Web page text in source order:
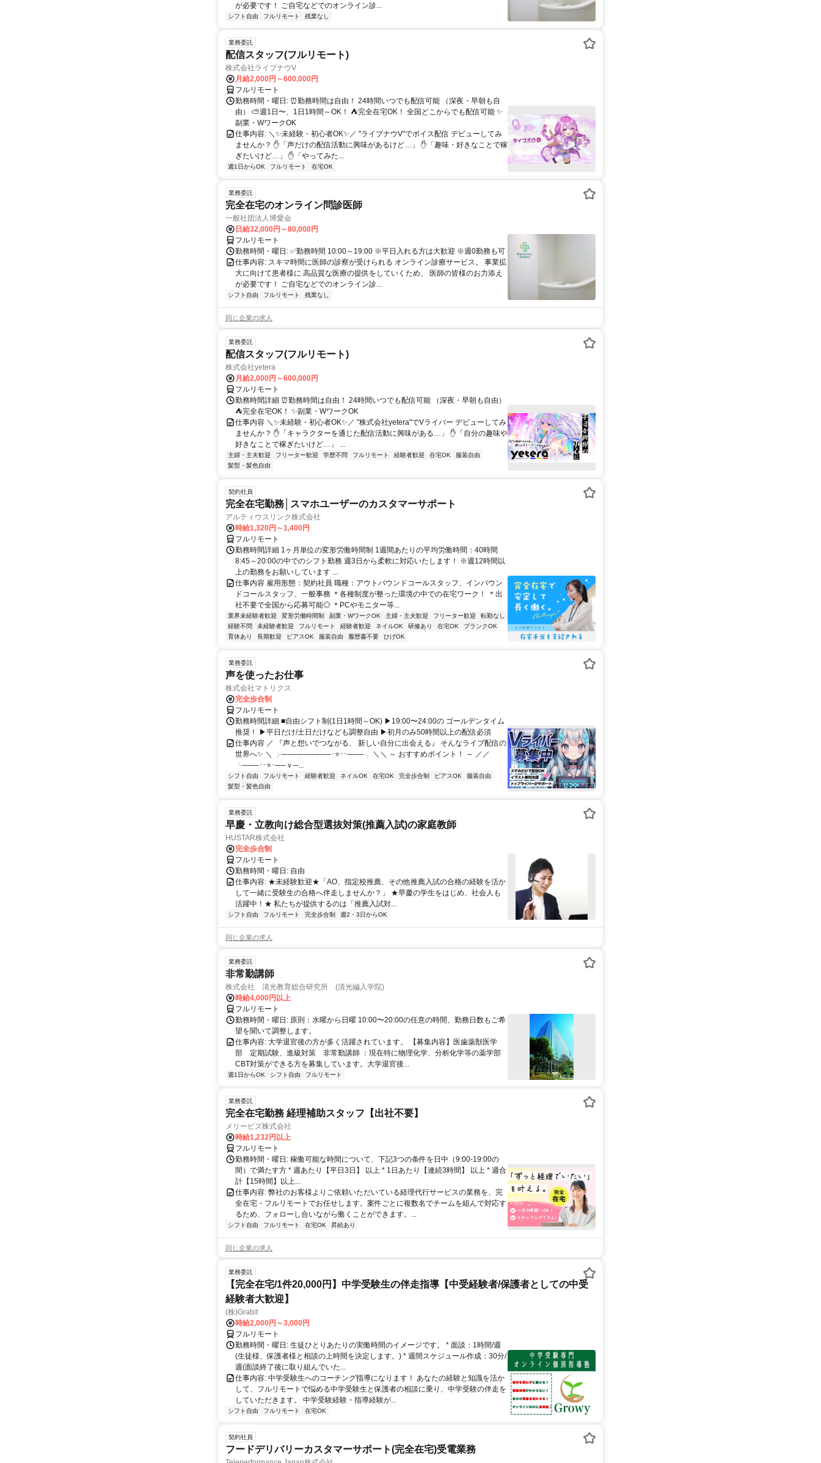
が必要です！ ご自宅などでのオンライン診...
シフト自由 フルリモート 残業なし
業務委託
配信スタッフ(フルリモート)
株式会社ライブナウV
月給2,000円～600,000円
フルリモート
勤務時間・曜日: ⏰勤務時間は自由！ 24時間いつでも配信可能 （深夜・早朝も自
由） ⛅週1日〜、1日1時間～OK！ ⛺完全在宅OK！ 全国どこからでも配信可能 ✨
副業・WワークOK
仕事内容: ＼✨未経験・初心者OK✨／ "ライブナウV"でボイス配信 デビューしてみ
ませんか？ ✋「声だけの配信活動に興味があるけど…」 ✋「趣味・好きなことで稼
ぎたいけど…」 ✋「やってみた...
週1日からOK フルリモート 在宅OK
業務委託
完全在宅のオンライン問診医師
一般社団法人博愛会
日給32,000円～80,000円
フルリモート
勤務時間・曜日: ✅勤務時間 10:00～19:00 ※平日入れる方は大歓迎 ※週0勤務も可
仕事内容: スキマ時間に医師の診察が受けられる オンライン診療サービス。 事業拡
大に向けて患者様に 高品質な医療の提供をしていくため、 医師の皆様のお力添え
が必要です！ ご自宅などでのオンライン診...
シフト自由 フルリモート 残業なし
同じ企業の求人
業務委託
配信スタッフ(フルリモート)
株式会社yetera
月給2,000円～600,000円
フルリモート
勤務時間詳細 ⏰勤務時間は自由！ 24時間いつでも配信可能 （深夜・早朝も自由）
⛺完全在宅OK！ ✨副業・WワークOK
仕事内容 ＼✨未経験・初心者OK✨／ "株式会社yetera"でVライバー デビューしてみ
ませんか？ ✋「キャラクターを通じた配信活動に興味がある…」 ✋「自分の趣味や
好きなことで稼ぎたいけど…」 ...
主婦・主夫歓迎 フリーター歓迎 学歴不問 フルリモート 経験者歓迎 在宅OK
服装自由
髪型・髪色自由
契約社員
完全在宅勤務│スマホユーザーのカスタマーサポート
アルティウスリンク株式会社
時給1,320円～1,400円
フルリモート
勤務時間詳細 1ヶ月単位の変形労働時間制 1週間あたりの平均労働時間：40時間
8:45～20:00の中でのシフト勤務 週3日から柔軟に対応いたします！ ※週12時間以
上の勤務をお願いしています ...
仕事内容 雇用形態：契約社員 職種：アウトバウンドコールスタッフ、インバウン
ドコールスタッフ、一般事務 ＊各種制度が整った環境の中での在宅ワーク！ ＊出
社不要で全国から応募可能◎ ＊PCやモニター等...
業界未経験者歓迎 変形労働時間制 副業・WワークOK 主婦・主夫歓迎 フリーター歓迎
転勤なし
経験不問
未経験者歓迎 フルリモート 経験者歓迎 ネイルOK 研修あり 在宅OK
ブランクOK
育休あり
長期歓迎 ピアスOK 服装自由 履歴書不要 ひげOK
業務委託
声を使ったお仕事
株式会社マトリクス
完全歩合制
フルリモート
勤務時間詳細 ■自由シフト制(1日1時間～OK) ▶19:00〜24:00の ゴールデンタイム
推奨！ ▶平日だけ/土日だけなども調整自由 ▶初月のみ50時間以上の配信必須
仕事内容 ／ 『声と想いでつながる、 新しい自分に出会える』 そんなライブ配信の
世界へ✨ ＼ ╭─────────･⭐･･───╮ ＼＼ ～ おすすめポイント！ ～ ／／
╰───･･⭐･──ｖ─...
シフト自由 フルリモート 経験者歓迎 ネイルOK 在宅OK 完全歩合制 ピアスOK
服装自由
髪型・髪色自由
業務委託
早慶・立教向け総合型選抜対策(推薦入試)の家庭教師
HUSTAR株式会社
完全歩合制
フルリモート
勤務時間・曜日: 自由
仕事内容: ★未経験歓迎★「AO、指定校推薦、その他推薦入試の合格の経験を活か
して一緒に受験生の合格へ伴走しませんか？」 ★早慶の学生をはじめ、社会人も
活躍中！★ 私たちが提供するのは「推薦入試対...
シフト自由 フルリモート 完全歩合制 週2・3日からOK
同じ企業の求人
業務委託
非常勤講師
株式会社 清光教育総合研究所 (清光編入学院)
時給4,000円以上
フルリモート
勤務時間・曜日: 原則：水曜から日曜 10:00〜20:00の任意の時間、勤務日数もご希
望を聞いて調整します。
仕事内容: 大学退官後の方が多く活躍されています。 【募集内容】医歯薬獣医学
部 定期試験、進級対策 非常勤講師 ：現在特に物理化学、分析化学等の薬学部
CBT対策ができる方を募集しています。大学退官後...
週1日からOK シフト自由 フルリモート
業務委託
完全在宅勤務 経理補助スタッフ【出社不要】
メリービズ株式会社
時給1,232円以上
フルリモート
勤務時間・曜日: 稼働可能な時間について、下記3つの条件を日中（9:00-19:00の
間）で満たす方 * 週あたり【平日3日】 以上 * 1日あたり【連続3時間】 以上 * 週合
計【15時間】以上...
仕事内容: 弊社のお客様よりご依頼いただいている経理代行サービスの業務を、完
全在宅・フルリモートでお任せします。案件ごとに複数名でチームを組んで対応す
るため、フォローし合いながら働くことができます。...
シフト自由 フルリモート 在宅OK 昇給あり
同じ企業の求人
業務委託
【完全在宅/1件20,000円】中学受験生の伴走指導【中受経験者/保護者としての中受
経験者大歓迎】
(株)Grabit
時給2,000円～3,000円
フルリモート
勤務時間・曜日: 生徒ひとりあたりの実働時間のイメージです。 * 面談：1時間/週
(生徒様、保護者様と相談の上時間を決定します。) * 週間スケジュール作成：30分/
週(面談終了後に取り組んでいた...
仕事内容: 中学受験生へのコーチング指導になります！ あなたの経験と知識を活か
して、フルリモートで悩める中学受験生と保護者の相談に乗り、中学受験の伴走を
していただきます。 中学受験経験・指導経験が...
シフト自由 フルリモート 在宅OK
契約社員
フードデリバリーカスタマーサポート(完全在宅)受電業務